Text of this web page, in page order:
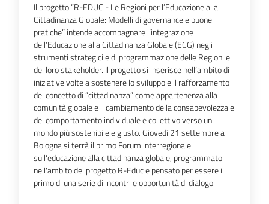
Il progetto “R-EDUC - Le Regioni per l’Educazione alla
Cittadinanza Globale: Modelli di governance e buone
pratiche” intende accompagnare l’integrazione
dell’Educazione alla Cittadinanza Globale (ECG) negli
strumenti strategici e di programmazione delle Regioni e
dei loro stakeholder. Il progetto si inserisce nell’ambito di
iniziative volte a sostenere lo sviluppo e il rafforzamento
del concetto di “cittadinanza” come appartenenza alla
comunità globale e il cambiamento della consapevolezza e
del comportamento individuale e collettivo verso un
mondo più sostenibile e giusto. Giovedì 21 settembre a
Bologna si terrà il primo Forum interregionale
sull'educazione alla cittadinanza globale, programmato
nell'ambito del progetto R-Educ e pensato per essere il
primo di una serie di incontri e opportunità di dialogo.